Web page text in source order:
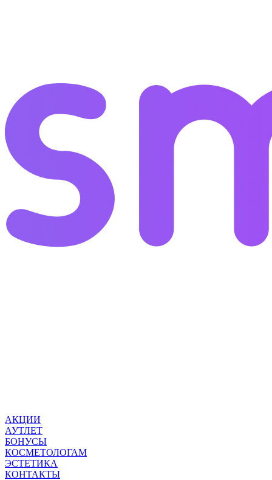
АКЦИИ
АУТЛЕТ
БОНУСЫ
КОСМЕТОЛОГАМ
ЭСТЕТИКА
КОНТАКТЫ